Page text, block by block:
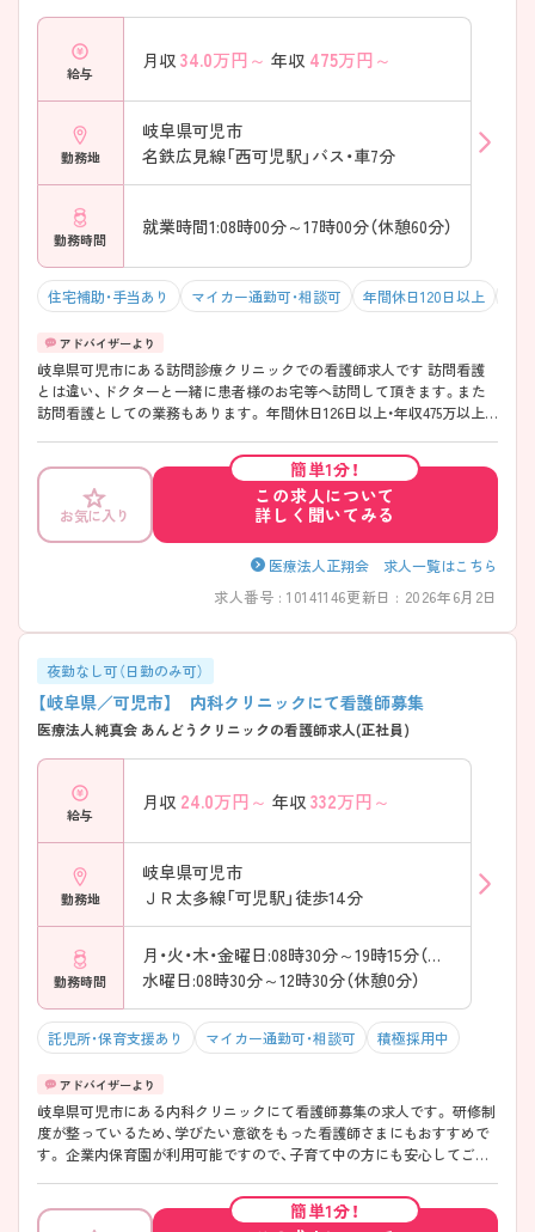
給与
月収 34.0万円～ 年収 475万円～
勤務地
岐阜県可児市
名鉄広見線「西可児駅」バス・車7分
勤務時間
就業時間1:08時00分～17時00分（休憩60分）
住宅補助・手当あり マイカー通勤可・相談可 年間休日120日以上
岐阜県可児市にある訪問診療クリニックでの看護師求人です 訪問看護
とは違い、ドクターと一緒に患者様のお宅等へ訪問して頂きます。また
訪問看護としての業務もあります。 年間休日126日以上・年収475万以上
お気に入り
簡単1分！
この求人について
詳しく聞いてみる
医療法人正翔会 求人一覧はこちら
求人番号 : 10141146更新日 : 2026年6月2日
夜勤なし可（日勤のみ可）
【岐阜県／可児市】 内科クリニックにて看護師募集
医療法人純真会 あんどうクリニックの看護師求人(正社員)
給与
月収 24.0万円～ 年収 332万円～
勤務地
岐阜県可児市
ＪＲ太多線「可児駅」徒歩14分
勤務時間
月・火・木・金曜日:08時30分～19時15分（休憩180分）
水曜日:08時30分～12時30分（休憩0分）
託児所・保育支援あり マイカー通勤可・相談可 積極採用中
岐阜県可児市にある内科クリニックにて看護師募集の求人です。 研修制
度が整っているため、学びたい意欲をもった看護師さまにもおすすめで
す。 企業内保育園が利用可能ですので、子育て中の方にも安心してご就
簡単1分！